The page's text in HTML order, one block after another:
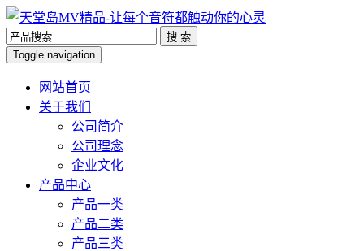
搜 索
Toggle navigation
网站首页
关于我们
公司简介
公司理念
企业文化
产品中心
产品一类
产品二类
产品三类